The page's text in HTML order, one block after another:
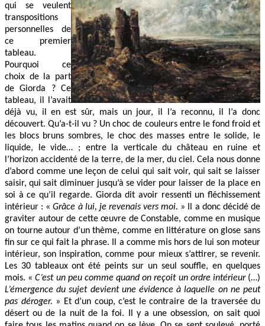
qui se veulent
transpositions
personnelles de
ce premier
tableau.
Pourquoi ce
choix de la part
de Giorda ? Ce
tableau, il l’avait
déjà vu, il en est sûr, mais un jour, il l’a reconnu, il l’a donc
découvert. Qu’a-t-il vu ? Un choc de couleurs entre le fond froid et
les blocs bruns sombres, le choc des masses entre le solide, le
liquide, le vide… ; entre la verticale du château en ruine et
l’horizon accidenté de la terre, de la mer, du ciel. Cela nous donne
d’abord comme une leçon de celui qui sait voir, qui sait se laisser
saisir, qui sait diminuer jusqu’à se vider pour laisser de la place en
soi à ce qu’il regarde. Giorda dit avoir ressenti un fléchissement
intérieur : «Grâce à lui, je revenais vers moi. » Il a donc décidé de
graviter autour de cette œuvre de Constable, comme en musique
on tourne autour d’un thème, comme en littérature on glose sans
fin sur ce qui fait la phrase. Il a comme mis hors de lui son moteur
intérieur, son inspiration, comme pour mieux s’attirer, se revenir.
Les 30 tableaux ont été peints sur un seul souffle, en quelques
mois. «C’est un peu comme quand on reçoit un ordre intérieur(…)
L’émergence du sujet devient une évidence à laquelle on ne peut
pas déroger. » Et d’un coup, c’est le contraire de la traversée du
désert ou de la nuit de la foi. Il y a une obsession, on sait quoi